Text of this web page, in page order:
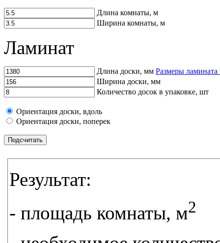
Длина комнаты, м
Ширина комнаты, м
Ламинат
Длина доски, мм Размеры ламината
Ширина доски, мм
Количество досок в упаковке, шт
Ориентация доски, вдоль
Ориентация доски, поперек
Результат:
- площадь комнаты, м2